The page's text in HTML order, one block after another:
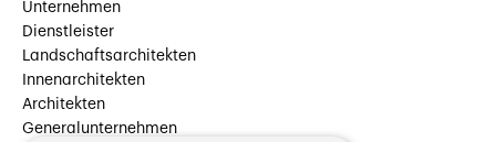
Unternehmen
Dienstleister
Landschaftsarchitekten
Innenarchitekten
Architekten
Generalunternehmen